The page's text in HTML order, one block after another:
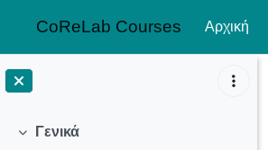
CoReLab Courses Αρχική
Σύμπτυξη
Γενικά